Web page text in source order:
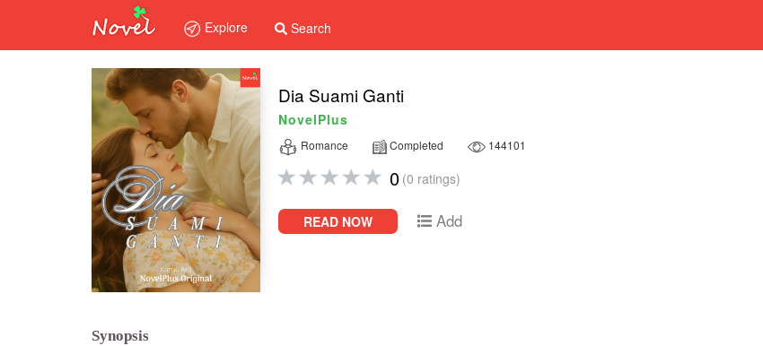
Explore Search
Dia Suami Ganti
NovelPlus
Romance Completed 144101
0 (0 ratings)
READ NOW Add
Synopsis